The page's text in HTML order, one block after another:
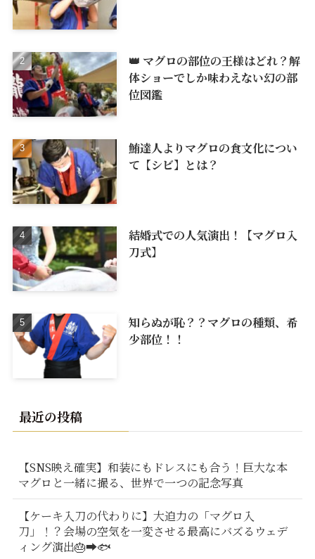
👑 マグロの部位の王様はどれ？解
体ショーでしか味わえない幻の部
位図鑑
鮪達人よりマグロの食文化につい
て【シビ】とは？
結婚式での人気演出！【マグロ入
刀式】
知らぬが恥？？マグロの種類、希
少部位！！
最近の投稿
【SNS映え確実】和装にもドレスにも合う！巨大な本
マグロと一緒に撮る、世界で一つの記念写真
【ケーキ入刀の代わりに】大迫力の「マグロ入
刀」！？会場の空気を一変させる最高にバズるウェデ
ィング演出🎂➡️🐟